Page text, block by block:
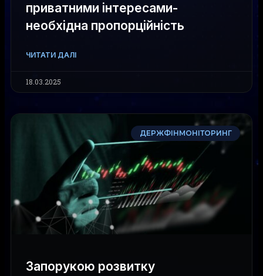
приватними інтересами-
необхідна пропорційність
ЧИТАТИ ДАЛІ
18.03.2025
ДЕРЖФІНМОНІТОРИНГ
Запорукою розвитку